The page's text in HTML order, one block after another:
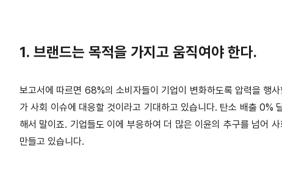
1. 브랜드는 목적을 가지고 움직여야 한다.
보고서에 따르면 68%의 소비자들이 기업이 변화하도록 압력을 행
가 사회 이슈에 대응할 것이라고 기대하고 있습니다. 탄소 배출 0%
해서 말이죠. 기업들도 이에 부응하여 더 많은 이윤의 추구를 넘어
만들고 있습니다.